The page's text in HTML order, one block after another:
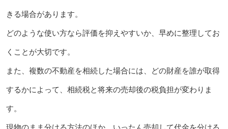
きる場合があります。
どのような使い方なら評価を抑えやすいか、早めに整理してお
くことが大切です。
また、複数の不動産を相続した場合には、どの財産を誰が取得
するかによって、相続税と将来の売却後の税負担が変わりま
す。
現物のまま分ける方法のほか、いったん売却して代金を分ける